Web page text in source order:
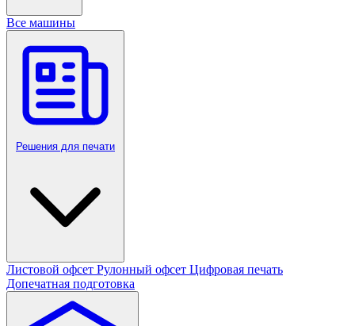
Все машины
Решения для печати
Листовой офсет Рулонный офсет Цифровая печать
Допечатная подготовка